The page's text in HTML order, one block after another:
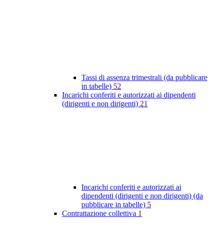
Tassi di assenza trimestrali (da pubblicare
in tabelle) 52
Incarichi conferiti e autorizzati ai dipendenti
(dirigenti e non dirigenti) 21
Incarichi conferiti e autorizzati ai
dipendenti (dirigenti e non dirigenti) (da
pubblicare in tabelle) 5
Contrattazione collettiva 1